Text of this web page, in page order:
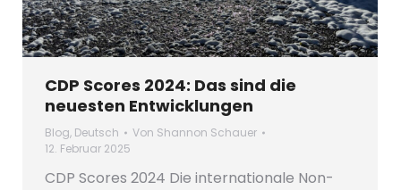
CDP Scores 2024: Das sind die
neuesten Entwicklungen
Blog, Deutsch Von Shannon Schauer
12. Februar 2025
CDP Scores 2024 Die internationale Non-